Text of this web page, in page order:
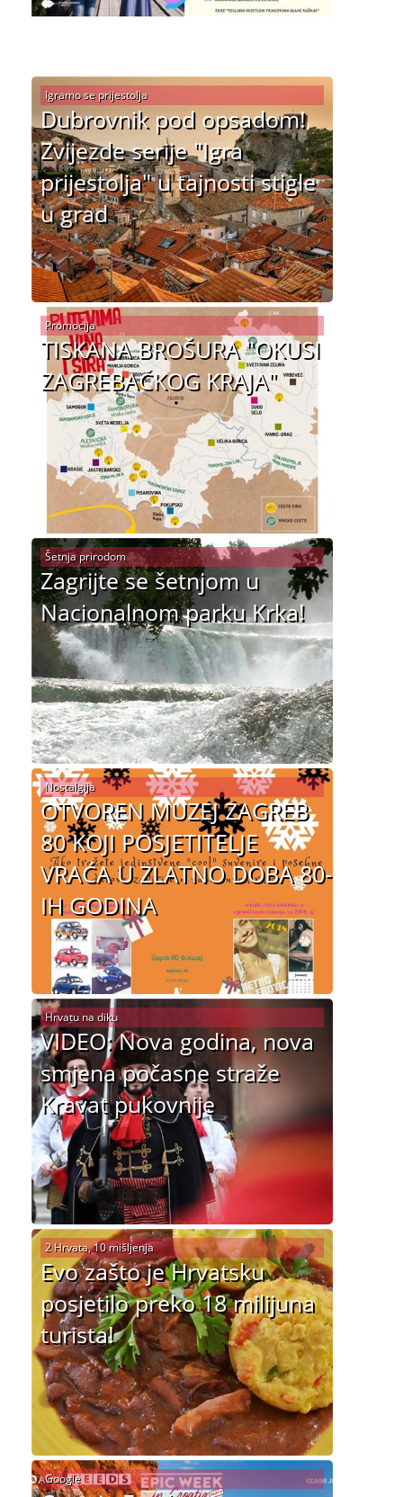
Dubrovnik pod opsadom!
Zvijezde serije "Igra
prijestolja" u tajnosti stigle
u grad
Igramo se prijestolja
TISKANA BROŠURA "OKUSI
ZAGREBAČKOG KRAJA"
Promocija
Zagrijte se šetnjom u
Nacionalnom parku Krka!
Šetnja prirodom
OTVOREN MUZEJ ZAGREB
80 KOJI POSJETITELJE
VRAĆA U ZLATNO DOBA 80-
IH GODINA
Nostalgija
VIDEO: Nova godina, nova
smjena počasne straže
Kravat pukovnije
Hrvatu na diku
Evo zašto je Hrvatsku
posjetilo preko 18 milijuna
turista!
2 Hrvata, 10 mišljenja
Google